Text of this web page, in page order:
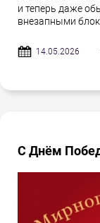
и теперь даже
внезапными
14.05.2026
С Днём